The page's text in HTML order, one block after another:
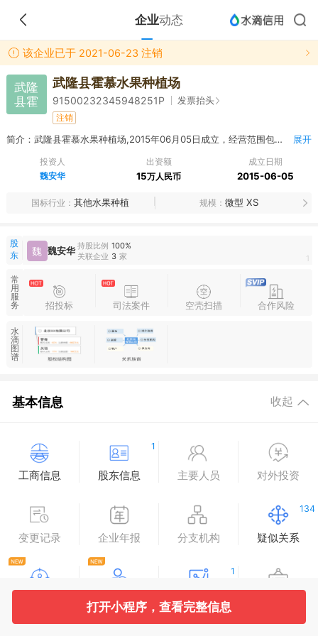
企业动态
该企业已于 2021-06-23 注销
武隆
县霍
武隆县霍慕水果种植场
91500232345948251P 发票抬头
注销
简介：武隆县霍慕水果种植场,2015年06月05日成立，经营范围包括水果种植，销售。 展开
投资人
魏安华
出资额
15万人民币
成立日期
2015-06-05
国标行业 其他水果种植 规模 微型 XS
股
东
魏 魏安华 持股比例 100%
关联企业 3 家 1
常
用
服
务
招投标 司法案件 空壳扫描 合作风险
水
滴
图
谱
基本信息 收起
工商信息
1
股东信息 主要人员 对外投资
变更记录 企业年报 分支机构
134
疑似关系
最终受益人
1
同业分析
打开小程序，查看完整信息